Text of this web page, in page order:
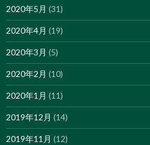
2020年5月 (31)
2020年4月 (19)
2020年3月 (5)
2020年2月 (10)
2020年1月 (11)
2019年12月 (14)
2019年11月 (12)